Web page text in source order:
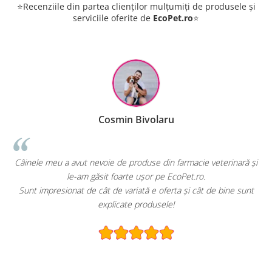
⭐Recenziile din partea clienților mulțumiți de produsele și
serviciile oferite de EcoPet.ro⭐
Cosmin Bivolaru
Câinele meu a avut nevoie de produse din farmacie veterinară și
le-am găsit foarte ușor pe EcoPet.ro.
Sunt impresionat de cât de variată e oferta și cât de bine sunt
explicate produsele!